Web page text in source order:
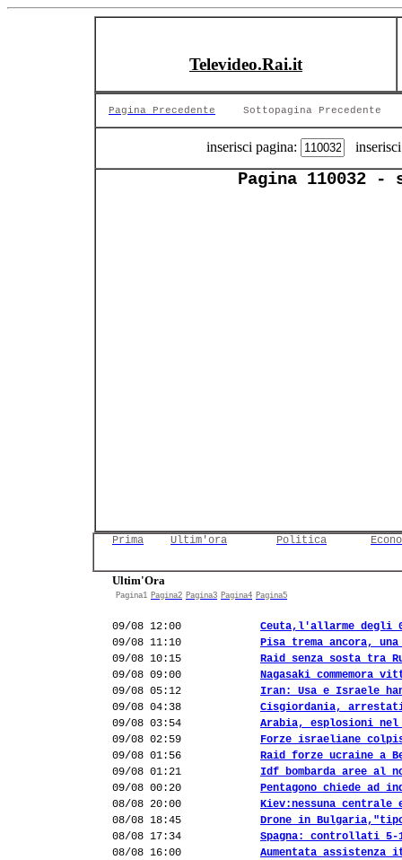
Televideo.Rai.it
Pagina Precedente Sottopagina Precedente
inserisci pagina:
Pagina 110032 -
Prima Ultim'ora Politica
Ultim'Ora
Pagina1 Pagina2 Pagina3 Pagina4 Pagina5
09/08 12:00
Ceuta,l'allarme degli
09/08 11:10
Pisa trema ancora,
09/08 10:15
Raid senza sosta tra
09/08 09:00
Nagasaki commemora
09/08 05:12
Iran: Usa e Israele
09/08 04:38
Cisgiordania,
09/08 03:54
Arabia, esplosioni nel
09/08 02:59
Forze israeliane
09/08 01:56
Raid forze ucraine a
09/08 01:21
Idf bombarda aree al
09/08 00:20
Pentagono chiede ad
08/08 20:00
Kiev:nessuna
08/08 18:45
Drone in
08/08 17:34
Spagna: controllati 5-
08/08 16:00
Aumentata assistenza